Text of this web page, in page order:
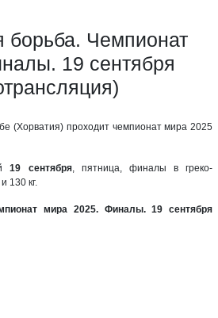
борьба. Чемпионат
19 сентября
(Хорватия) проходит чемпионат мира 2025
19 сентября, пятница, финалы в греко-
130 кг.
мира 2025. Финалы. 19 сентября